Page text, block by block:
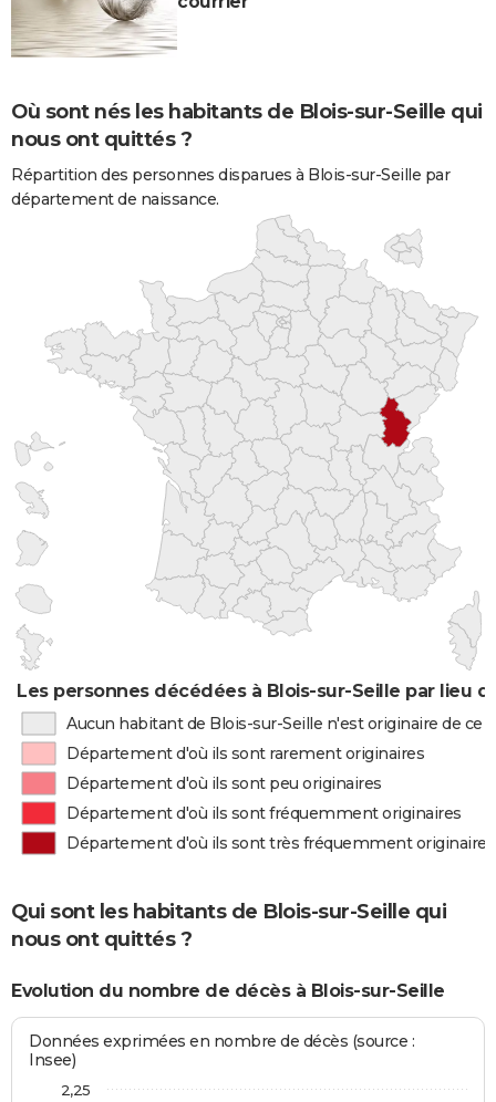
Où sont nés les habitants de Blois-sur-Seille qui
nous ont quittés ?
Répartition des personnes disparues à Blois-sur-Seille par
département de naissance.
Les personnes décédées à Blois-sur-Seille par lieu
Aucun habitant de Blois-sur-Seille n'est originaire de ce
Département d'où ils sont rarement originaires
Département d'où ils sont peu originaires
Département d'où ils sont fréquemment originaires
Département d'où ils sont très fréquemment originaires
Qui sont les habitants de Blois-sur-Seille qui
nous ont quittés ?
Evolution du nombre de décès à Blois-sur-Seille
Données exprimées en nombre de décès (source :
Insee)
2,25